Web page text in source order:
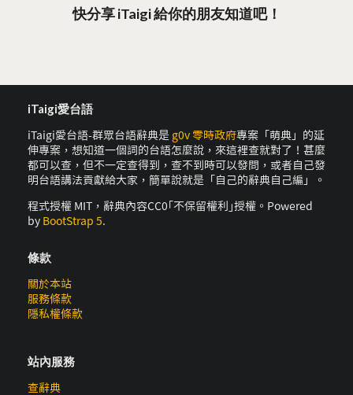
快分享 iTaigi 給你的朋友知道吧！
iTaigi愛台語
iTaigi愛台語-群眾台語辭典是 g0v 零時政府專案「萌典」的延
伸專案，想知道一個詞的台語怎麼說，來這裡查就對了！甚麼
都可以查，但不一定查得到，查不到時可以發問，或者自己發
明台語講法貢獻給大家，簡單說就是「自己的辭典自己編」。
程式授權 MIT，辭典內容CC0｢不保留權利｣授權。Powered
by BootStrap 5.
條款
關於本站
服務條款
隱私權條款
站內服務
查辭典